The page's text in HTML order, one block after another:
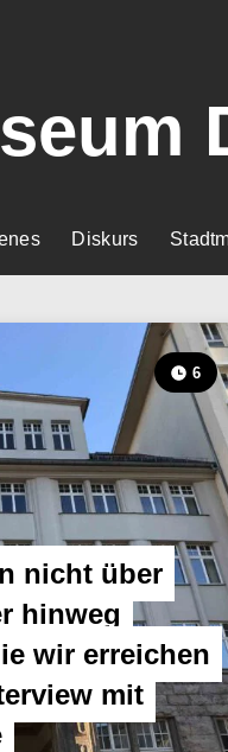
Diskurs
nicht über
hinweg
wir erreichen
mit
6